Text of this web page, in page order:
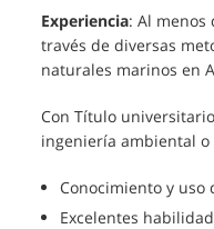
Experiencia: Al menos
través de diversas
naturales marinos en
Con Título
ingeniería ambiental o
Conocimiento y
Excelentes